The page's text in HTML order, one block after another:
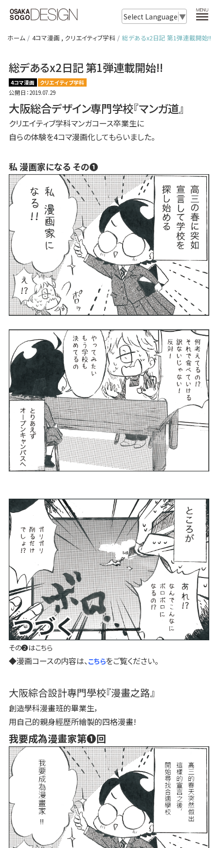
Select Language ▼
ホーム 4コマ漫画 , クリエイティブ学科 総デあるx2日記 第1弾連載開始!!
総デあるx2日記 第1弾連載開始!!
4コマ漫画 クリエイティブ学科
公開日：2019.07.29
大阪総合デザイン専門学校『マンガ道』
クリエイティブ学科マンガコース卒業生に
自らの体験を4コマ漫画化してもらいました。
私 漫画家になる その❶
その❷はこちら
◆漫画コースの内容は、こちらをご覧ください。
大阪綜合設計專門學校『漫畫之路』
創造學科漫畫班的畢業生，
用自己的親身經歷所繪製的四格漫畫!
我要成為漫畫家第❶回